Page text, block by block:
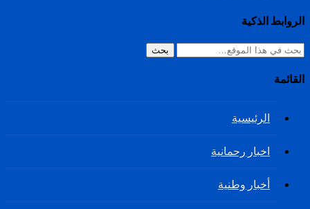
الروابط الذكية
بحث
القائمة
الرئيسية
اخبار رحمانية
أخبار وطنية